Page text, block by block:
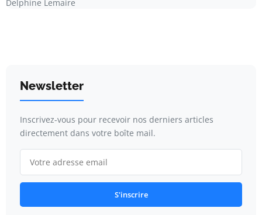
Delphine Lemaire
Newsletter
Inscrivez-vous pour recevoir nos derniers articles
directement dans votre boîte mail.
S'inscrire